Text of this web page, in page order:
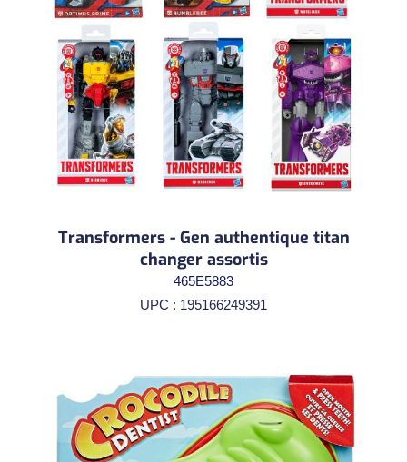
Transformers - Gen authentique titan
changer assortis
465E5883
UPC : 195166249391